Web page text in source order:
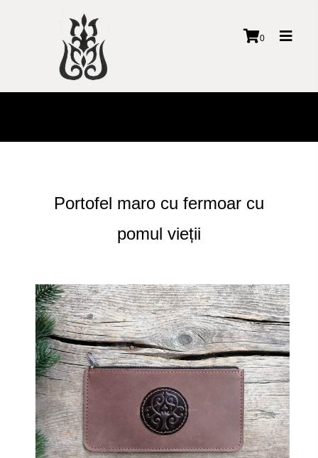
0
Portofel maro cu fermoar cu
pomul vieții